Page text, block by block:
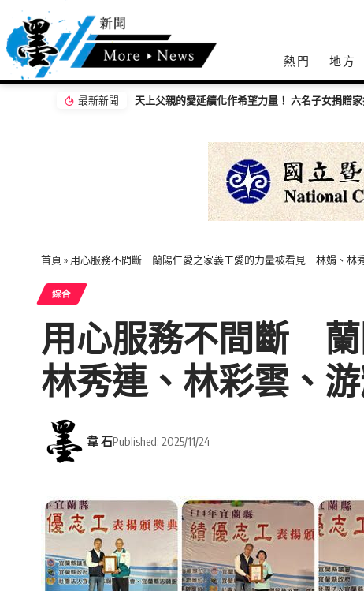
熱門 地方
最新新聞
天上父親的愛延續化作希望力量！ 六名子女捐贈家扶「南投映全號」延續善的循環 諸葛四郎大戰「網路魔鬼黨」 嘉警親子日教兒少
首頁 » 用心服務不間斷 蘭陽仁愛之家義工愛的力量被看見 林娟、林
綜合
用心服務不間斷
林秀連、林彩雲、
韋 石Published: 2025/11/24